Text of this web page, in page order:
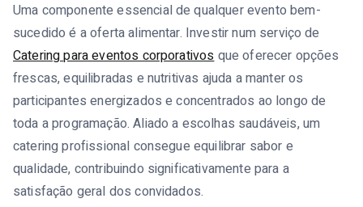
Uma componente essencial de qualquer evento bem-
sucedido é a oferta alimentar. Investir num serviço de
Catering para eventos corporativosque oferecer opções
frescas, equilibradas e nutritivas ajuda a manter os
participantes energizados e concentrados ao longo de
toda a programação. Aliado a escolhas saudáveis, um
catering profissional consegue equilibrar sabor e
qualidade, contribuindo significativamente para a
satisfação geral dos convidados.